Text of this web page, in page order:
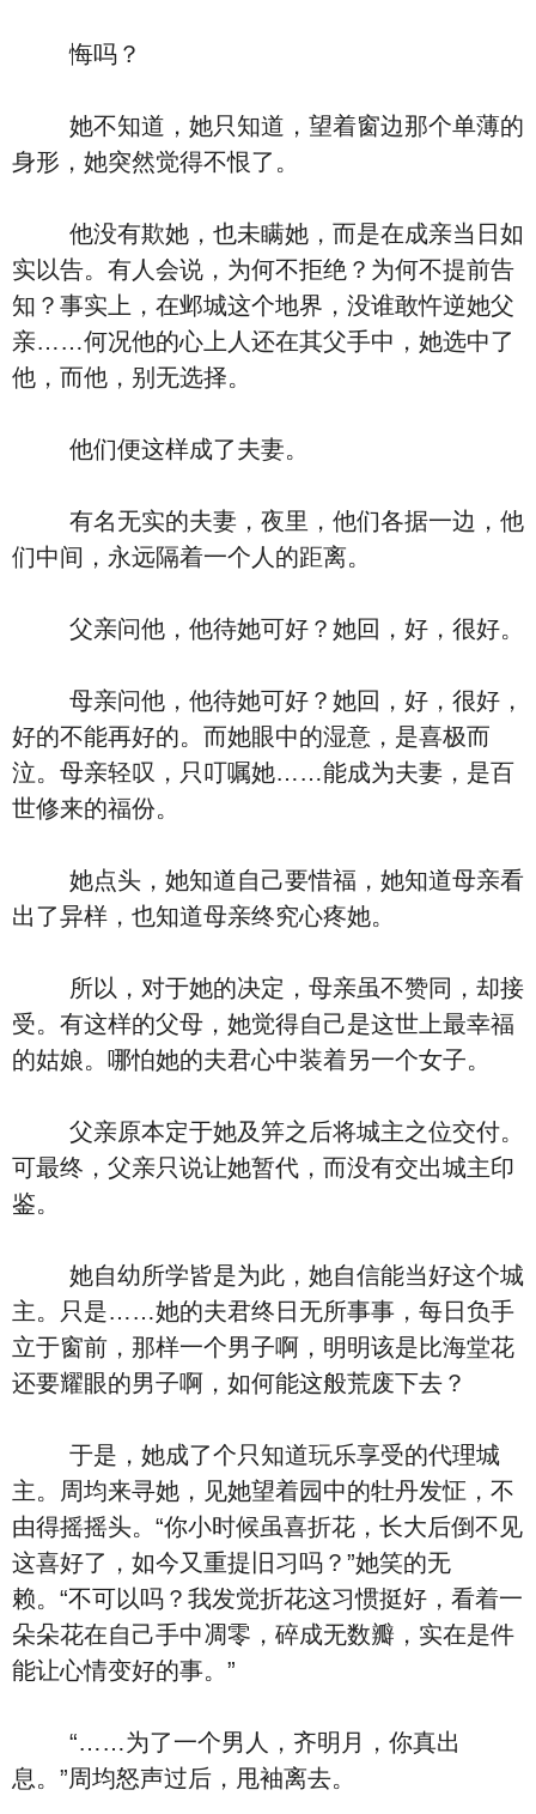
悔吗？
她不知道，她只知道，望着窗边那个单薄的
身形，她突然觉得不恨了。
他没有欺她，也未瞒她，而是在成亲当日如
实以告。有人会说，为何不拒绝？为何不提前告
知？事实上，在邺城这个地界，没谁敢忤逆她父
亲……何况他的心上人还在其父手中，她选中了
他，而他，别无选择。
他们便这样成了夫妻。
有名无实的夫妻，夜里，他们各据一边，他
们中间，永远隔着一个人的距离。
父亲问他，他待她可好？她回，好，很好。
母亲问他，他待她可好？她回，好，很好，
好的不能再好的。而她眼中的湿意，是喜极而
泣。母亲轻叹，只叮嘱她……能成为夫妻，是百
世修来的福份。
她点头，她知道自己要惜福，她知道母亲看
出了异样，也知道母亲终究心疼她。
所以，对于她的决定，母亲虽不赞同，却接
受。有这样的父母，她觉得自己是这世上最幸福
的姑娘。哪怕她的夫君心中装着另一个女子。
父亲原本定于她及笄之后将城主之位交付。
可最终，父亲只说让她暂代，而没有交出城主印
鉴。
她自幼所学皆是为此，她自信能当好这个城
主。只是……她的夫君终日无所事事，每日负手
立于窗前，那样一个男子啊，明明该是比海堂花
还要耀眼的男子啊，如何能这般荒废下去？
于是，她成了个只知道玩乐享受的代理城
主。周均来寻她，见她望着园中的牡丹发怔，不
由得摇摇头。“你小时候虽喜折花，长大后倒不见
这喜好了，如今又重提旧习吗？”她笑的无
赖。“不可以吗？我发觉折花这习惯挺好，看着一
朵朵花在自己手中凋零，碎成无数瓣，实在是件
能让心情变好的事。”
“……为了一个男人，齐明月，你真出
息。”周均怒声过后，甩袖离去。